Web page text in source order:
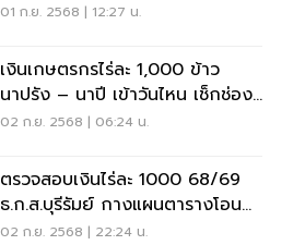
01 ก.ย. 2568 | 12:27 น.
เงินเกษตรกรไร่ละ 1,000 ข้าว
นาปรัง – นาปี เข้าวันไหน เช็กช่อง
ทางโอนเงิน
02 ก.ย. 2568 | 06:24 น.
ตรวจสอบเงินไร่ละ 1000 68/69
ธ.ก.ส.บุรีรัมย์ กางแผนตารางโอน
เงิน
02 ก.ย. 2568 | 22:24 น.